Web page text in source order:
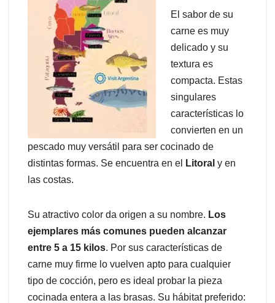
El sabor de su
carne es muy
delicado y su
textura es
compacta. Estas
singulares
características lo
convierten en un
pescado muy versátil para ser cocinado de
distintas formas. Se encuentra en el
Litoral y en
las costas.
Su atractivo color da origen a su nombre. Los
ejemplares más comunes pueden alcanzar
entre 5 a 15 kilos. Por sus características de
carne muy firme lo vuelven apto para cualquier
tipo de cocción, pero es ideal probar la pieza
cocinada entera a las brasas. Su hábitat preferido: